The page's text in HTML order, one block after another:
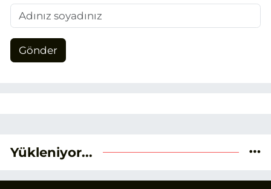
Gönder
Yükleniyor...